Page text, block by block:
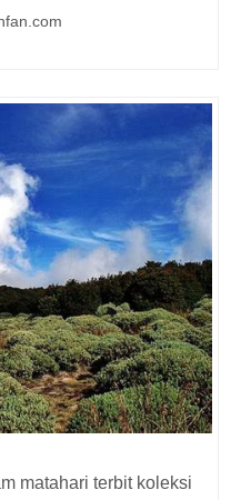
matahari terbit koleksi